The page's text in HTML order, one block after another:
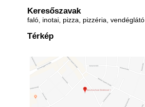
Keresőszavak
faló, inotai, pizza, pizzéria, vendéglátó
Térkép